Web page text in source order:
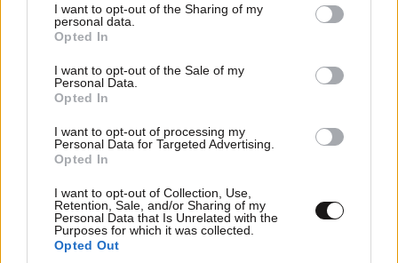
not limited to your visit or usage behaviour. You may click to
grant or deny consent to Google and its third-party tags to
use your data for below specified purposes in below Google
consent section.
I want to opt-out of the Sharing of my
personal data.
Opted In
I want to opt-out of the Sale of my
Personal Data.
Opted In
I want to opt-out of processing my
Personal Data for Targeted Advertising.
Opted In
I want to opt-out of Collection, Use,
Retention, Sale, and/or Sharing of my
Personal Data that Is Unrelated with the
Purposes for which it was collected.
Opted Out
LIFESTYLE3 ω. πριν
Ζώδια σήμερα: Η Σελήνη στους Διδύμους
φέρνει ανατροπές – Ποιοι δέχονται την
ευεργετική επίδραση του Δία από το απόγευμα;